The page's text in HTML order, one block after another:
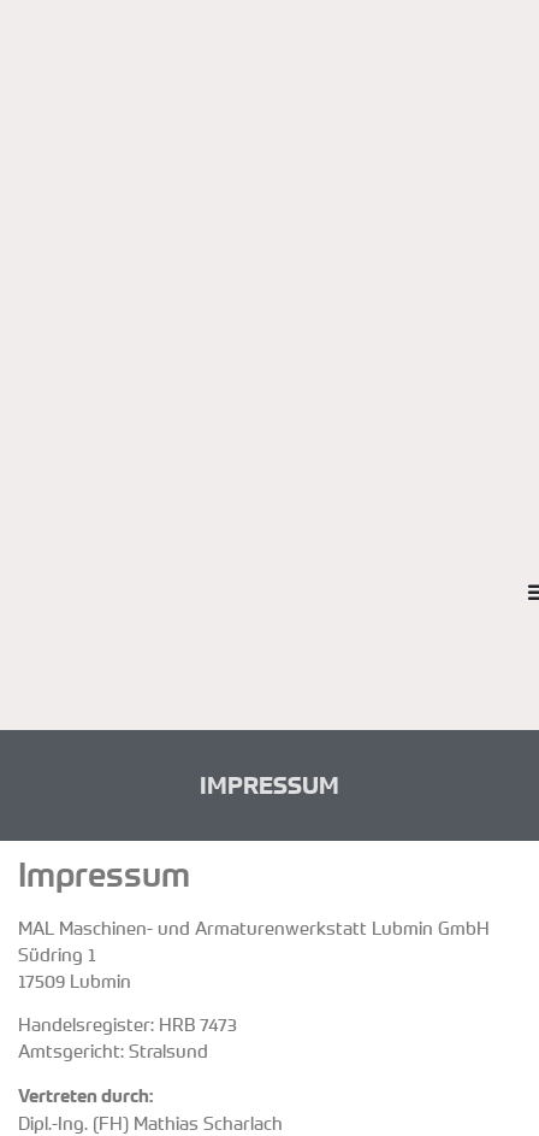
IMPRESSUM
Impressum
MAL Maschinen- und Armaturenwerkstatt Lubmin GmbH
Südring 1
17509 Lubmin
Handelsregister: HRB 7473
Amtsgericht: Stralsund
Vertreten durch:
Dipl.-Ing. (FH) Mathias Scharlach